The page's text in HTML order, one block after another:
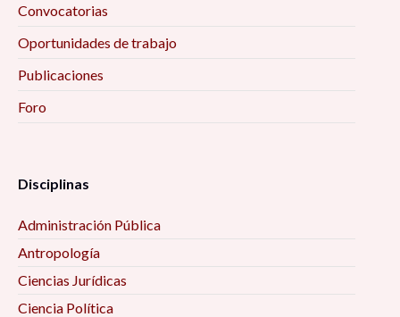
Convocatorias
Oportunidades de trabajo
Publicaciones
Foro
Disciplinas
Administración Pública
Antropología
Ciencias Jurídicas
Ciencia Política